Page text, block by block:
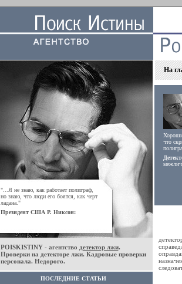
"...Я не знаю, как работает полиграф,
но знаю, что люди его боятся, как черт
ладана."
Президент США Р. Никсон:
POISKISTINY - агентство детектор лжи.
Проверки на детекторе лжи. Кадровые проверки
персонала. Недорого.
ПОСЛЕДНИЕ СТАТЬИ
На
что